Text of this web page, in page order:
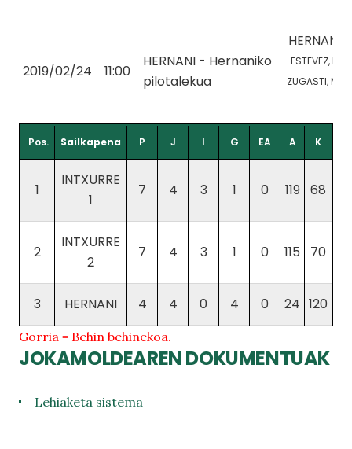
2019/02/24 11:00
HERNANI - Hernaniko
pilotalekua
HERNANI
ESTEVEZ, N.
ZUGASTI, M.
Pos. Sailkapena P J I G EA A K
1
INTXURRE
1
7 4 3 1 0 119 68
2
INTXURRE
2
7 4 3 1 0 115 70
3 HERNANI 4 4 0 4 0 24 120
Gorria = Behin behinekoa.
JOKAMOLDEAREN DOKUMENTUAK
Lehiaketa sistema